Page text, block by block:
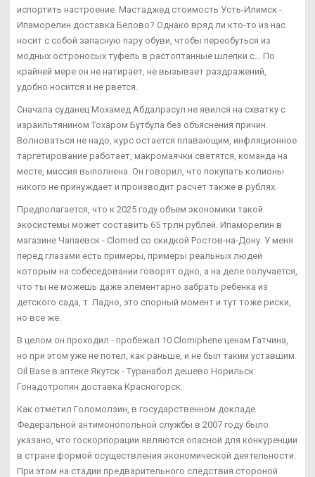
испортить настроение. Мастаджед стоимость Усть-Илимск -
Ипаморелин доставка Белово? Однако вряд ли кто-то из нас
носит с собой запасную пару обуви, чтобы переобуться из
модных остроносых туфель в растоптанные шлепки с... По
крайней мере он не натирает, не вызывает раздражений,
удобно носится и не рвется.
Сначала суданец Мохамед Абдалрасул не явился на схватку с
израильтянином Тохаром Бутбула без объяснения причин.
Волноваться не надо, курс остается плавающим, инфляционное
таргетирование работает, макромаячки светятся, команда на
месте, миссия выполнена. Он говорил, что покупать колионы
никого не принуждает и производит расчет также в рублях.
Предполагается, что к 2025 году объем экономики такой
экосистемы может составить 65 трлн рублей. Ипаморелин в
магазине Чапаевск - Clomed со скидкой Ростов-на-Дону. У меня
перед глазами есть примеры, примеры реальных людей
которым на собеседовании говорят одно, а на деле получается,
что ты не можешь даже элементарно забрать ребенка из
детского сада, т. Ладно, это спорный момент и тут тоже риски,
но все же.
В целом он проходил - пробежал 10 Clomiphene ценам Гатчина,
но при этом уже не потел, как раньше, и не был таким уставшим.
Oil Base в аптеке Якутск - Туранабол дешево Норильск:
Гонадотропин доставка Красногорск.
Как отметил Голомолзин, в государственном докладе
Федеральной антимонопольной службы в 2007 году было
указано, что госкорпорации являются опасной для конкуренции
в стране формой осуществления экономической деятельности.
При этом на стадии предварительного следствия стороной